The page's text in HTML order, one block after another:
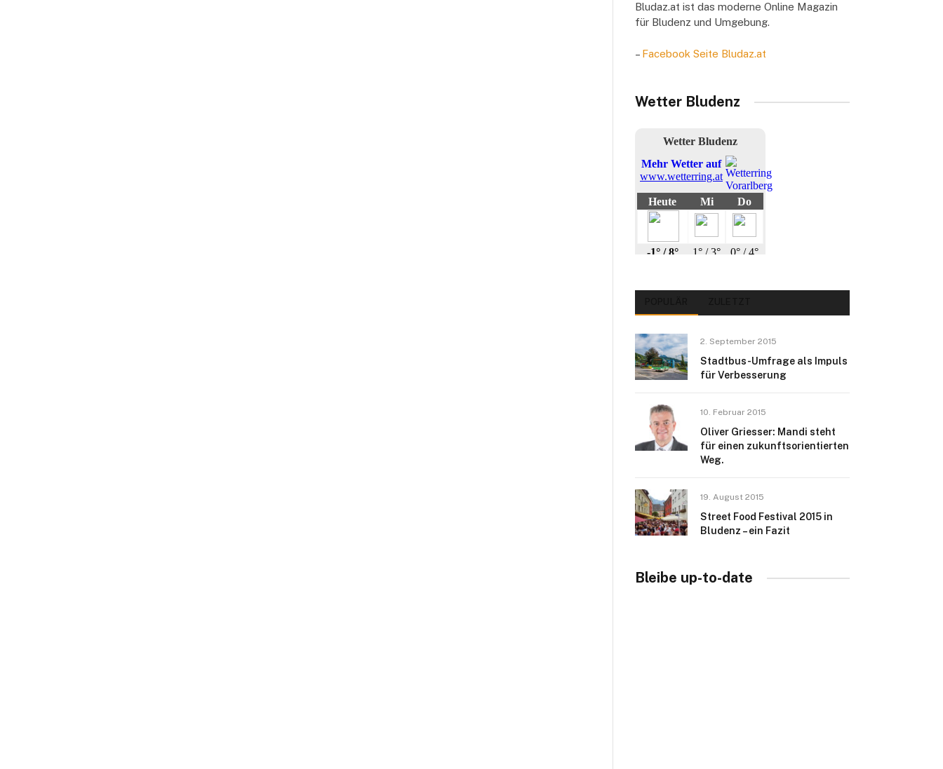
Bludaz.at ist das moderne Online Magazin
für Bludenz und Umgebung.
– Facebook Seite Bludaz.at
Wetter Bludenz
2. September 2015
Stadtbus-Umfrage als Impuls
für Verbesserung
10. Februar 2015
Oliver Griesser: Mandi steht
für einen zukunftsorientierten
Weg.
19. August 2015
Street Food Festival 2015 in
Bludenz – ein Fazit
Bleibe up-to-date